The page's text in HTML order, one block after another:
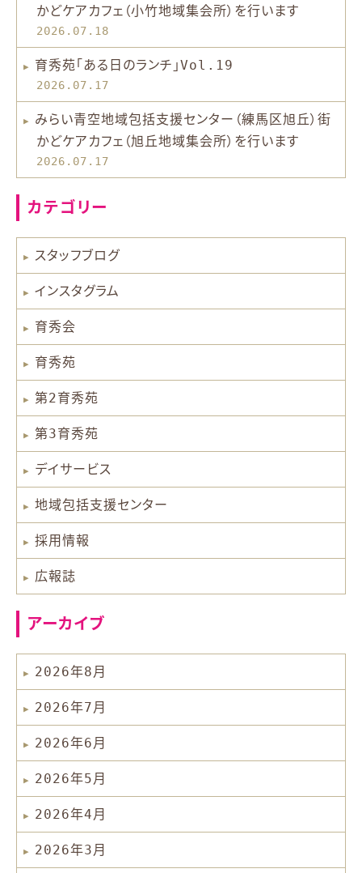
かどケアカフェ（小竹地域集会所）を行います
2026.07.18
育秀苑「ある日のランチ」Vol.19
2026.07.17
みらい青空地域包括支援センター（練馬区旭丘）街
かどケアカフェ（旭丘地域集会所）を行います
2026.07.17
カテゴリー
スタッフブログ
インスタグラム
育秀会
育秀苑
第2育秀苑
第3育秀苑
デイサービス
地域包括支援センター
採用情報
広報誌
アーカイブ
2026年8月
2026年7月
2026年6月
2026年5月
2026年4月
2026年3月